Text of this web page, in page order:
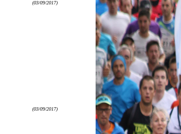
(03/09/2017)
(03/09/2017)